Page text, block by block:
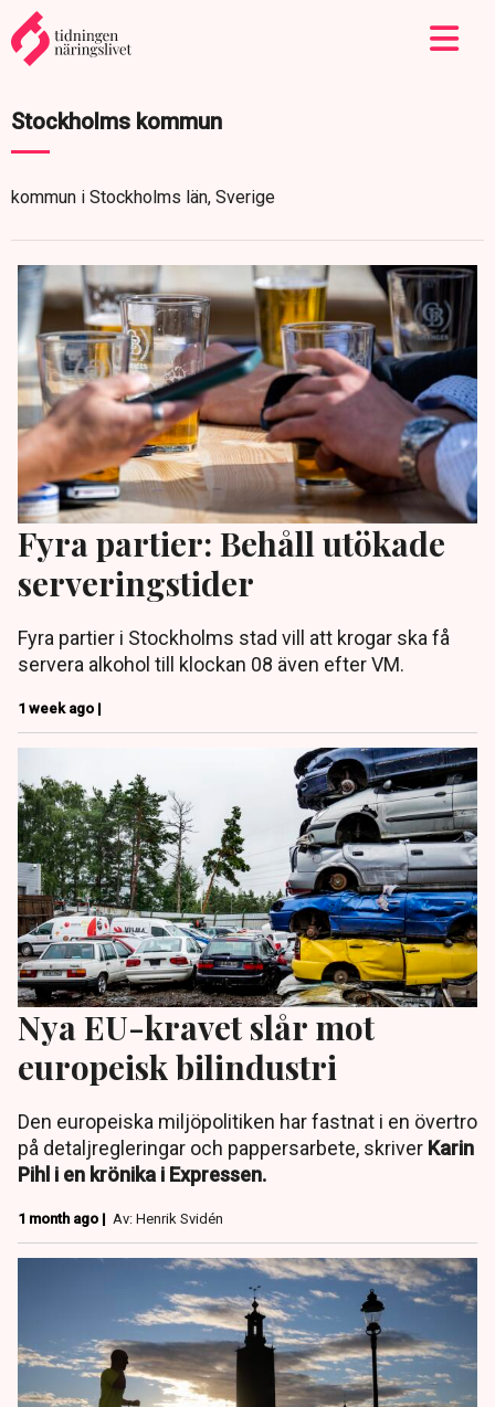
Stockholms kommun
kommun i Stockholms län, Sverige
Fyra partier: Behåll utökade
serveringstider
Fyra partier i Stockholms stad vill att krogar ska få
servera alkohol till klockan 08 även efter VM.
1 week ago |
Nya EU-kravet slår mot
europeisk bilindustri
Den europeiska miljöpolitiken har fastnat i en övertro
på detaljregleringar och pappersarbete, skriver Karin
Pihl i en krönika i Expressen.
1 month ago | Av: Henrik Svidén